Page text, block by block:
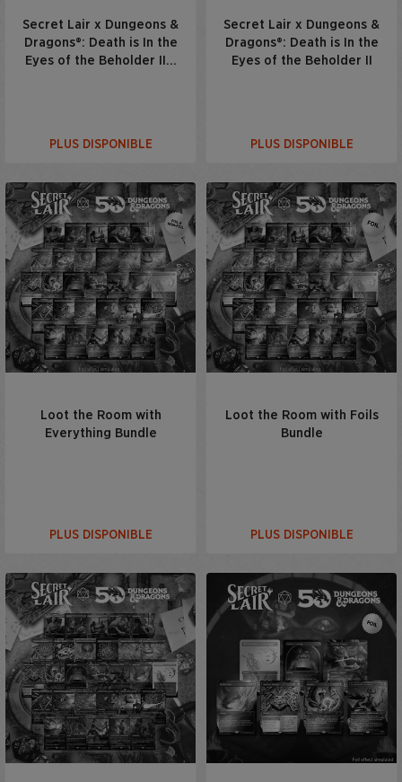
Secret Lair x Dungeons &
Dragons®: Death is In the
Eyes of the Beholder II…
PLUS DISPONIBLE
Secret Lair x Dungeons &
Dragons®: Death is In the
Eyes of the Beholder II
PLUS DISPONIBLE
Loot the Room with
Everything Bundle
PLUS DISPONIBLE
Loot the Room with Foils
Bundle
PLUS DISPONIBLE